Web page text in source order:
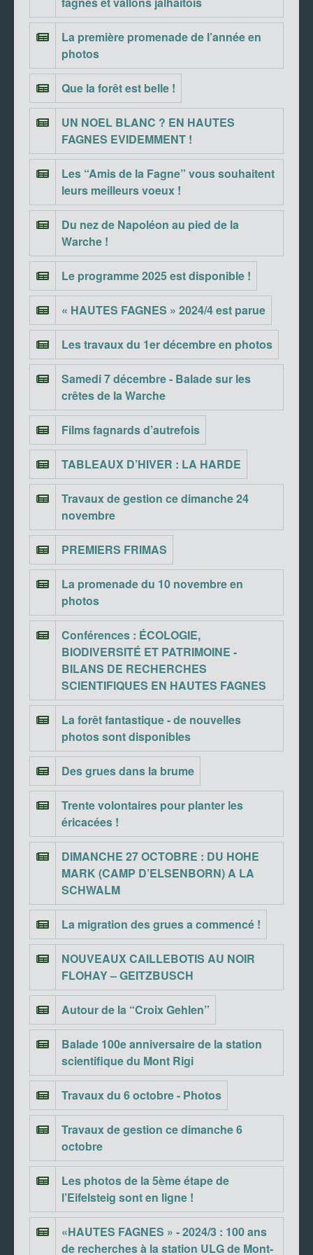
La première promenade de l’année en
photos
Que la forêt est belle !
UN NOEL BLANC ? EN HAUTES
FAGNES EVIDEMMENT !
Les “Amis de la Fagne” vous souhaitent
leurs meilleurs voeux !
Du nez de Napoléon au pied de la
Warche !
Le programme 2025 est disponible !
« HAUTES FAGNES » 2024/4 est parue
Les travaux du 1er décembre en photos
Samedi 7 décembre - Balade sur les
crêtes de la Warche
Films fagnards d’autrefois
TABLEAUX D’HIVER : LA HARDE
Travaux de gestion ce dimanche 24
novembre
PREMIERS FRIMAS
La promenade du 10 novembre en
photos
Conférences : ÉCOLOGIE,
BIODIVERSITÉ ET PATRIMOINE -
BILANS DE RECHERCHES
SCIENTIFIQUES EN HAUTES FAGNES
La forêt fantastique - de nouvelles
photos sont disponibles
Des grues dans la brume
Trente volontaires pour planter les
éricacées !
DIMANCHE 27 OCTOBRE : DU HOHE
MARK (CAMP D’ELSENBORN) A LA
SCHWALM
La migration des grues a commencé !
NOUVEAUX CAILLEBOTIS AU NOIR
FLOHAY – GEITZBUSCH
Autour de la “Croix Gehlen”
Balade 100e anniversaire de la station
scientifique du Mont Rigi
Travaux du 6 octobre - Photos
Travaux de gestion ce dimanche 6
octobre
Les photos de la 5ème étape de
l’Eifelsteig sont en ligne !
«HAUTES FAGNES » - 2024/3 : 100 ans
de recherches à la station ULG de Mont-